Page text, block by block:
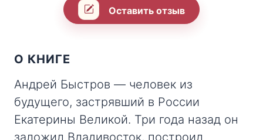
Оставить отзыв
О КНИГЕ
Андрей Быстров — человек из
будущего, застрявший в России
Екатерины Великой. Три года назад он
заложил Владивосток, построил